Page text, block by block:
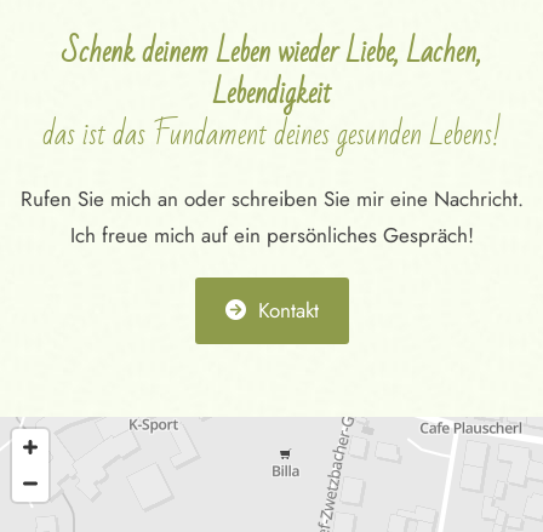
Schenk deinem Leben wieder Liebe, Lachen,
Lebendigkeit
das ist das Fundament deines gesunden Lebens!
Rufen Sie mich an oder schreiben Sie mir eine Nachricht.
Ich freue mich auf ein persönliches Gespräch!
Kontakt